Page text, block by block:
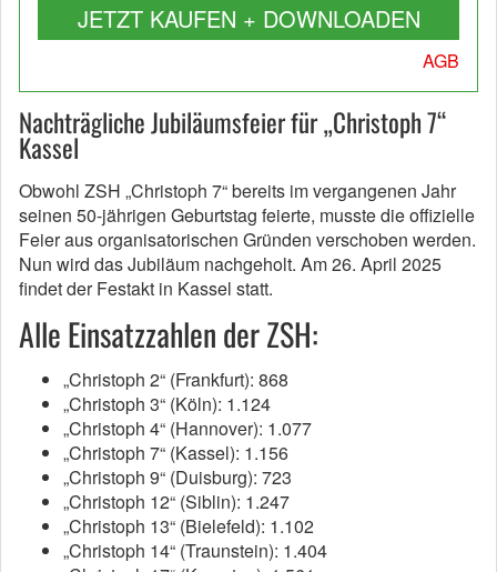
JETZT KAUFEN + DOWNLOADEN
AGB
Nachträgliche Jubiläumsfeier für „Christoph 7“
Kassel
Obwohl ZSH „Christoph 7“ bereits im vergangenen Jahr
seinen 50-jährigen Geburtstag feierte, musste die offizielle
Feier aus organisatorischen Gründen verschoben werden.
Nun wird das Jubiläum nachgeholt. Am 26. April 2025
findet der Festakt in Kassel statt.
Alle Einsatzzahlen der ZSH:
„Christoph 2“ (Frankfurt): 868
„Christoph 3“ (Köln): 1.124
„Christoph 4“ (Hannover): 1.077
„Christoph 7“ (Kassel): 1.156
„Christoph 9“ (Duisburg): 723
„Christoph 12“ (Siblin): 1.247
„Christoph 13“ (Bielefeld): 1.102
„Christoph 14“ (Traunstein): 1.404